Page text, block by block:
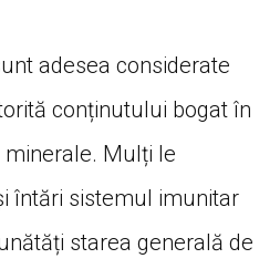
adesea considerate
conținutului bogat în
minerale. Mulți le
întări sistemul imunitar
starea generală de